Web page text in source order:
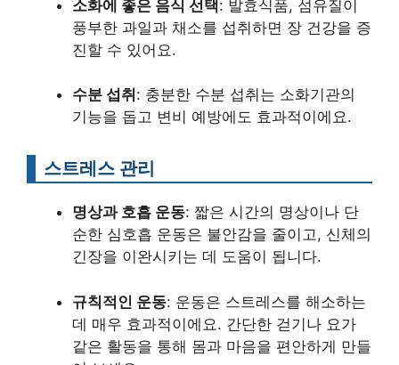
소화에 좋은 음식 선택: 발효식품, 섬유질이
풍부한 과일과 채소를 섭취하면 장 건강을 증
진할 수 있어요.
수분 섭취 : 충분한 수분 섭취는 소화기관의
기능을 돕고 변비 예방에도 효과적이에요.
스트레스 관리
명상과 호흡 운동: 짧은 시간의 명상이나 단
순한 심호흡 운동은 불안감을 줄이고, 신체의
긴장을 이완시키는 데 도움이 됩니다.
규칙적인 운동: 운동은 스트레스를 해소하는
데 매우 효과적이에요. 간단한 걷기나 요가
같은 활동을 통해 몸과 마음을 편안하게 만들